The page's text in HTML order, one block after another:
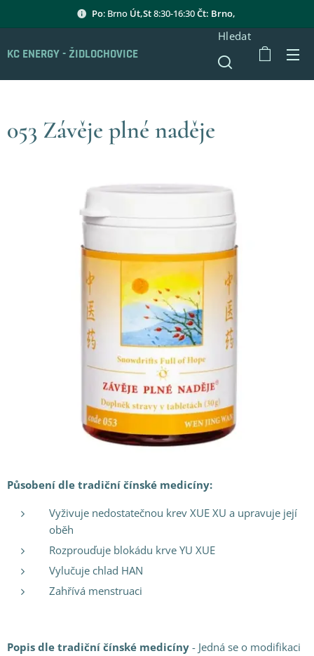
Po: Brno Út,St8:30-16:30Čt: Brno,
KC ENERGY - ŽIDLOCHOVICE
Hledat
053 Závěje plné naděje
Působení dle tradiční čínské medicíny:
Vyživuje nedostatečnou krev XUE XU a upravuje její
oběh
Rozprouďuje blokádu krve YU XUE
Vylučuje chlad HAN
Zahřívá menstruaci
Popis dle tradiční čínské medicíny - Jedná se o modifikaci